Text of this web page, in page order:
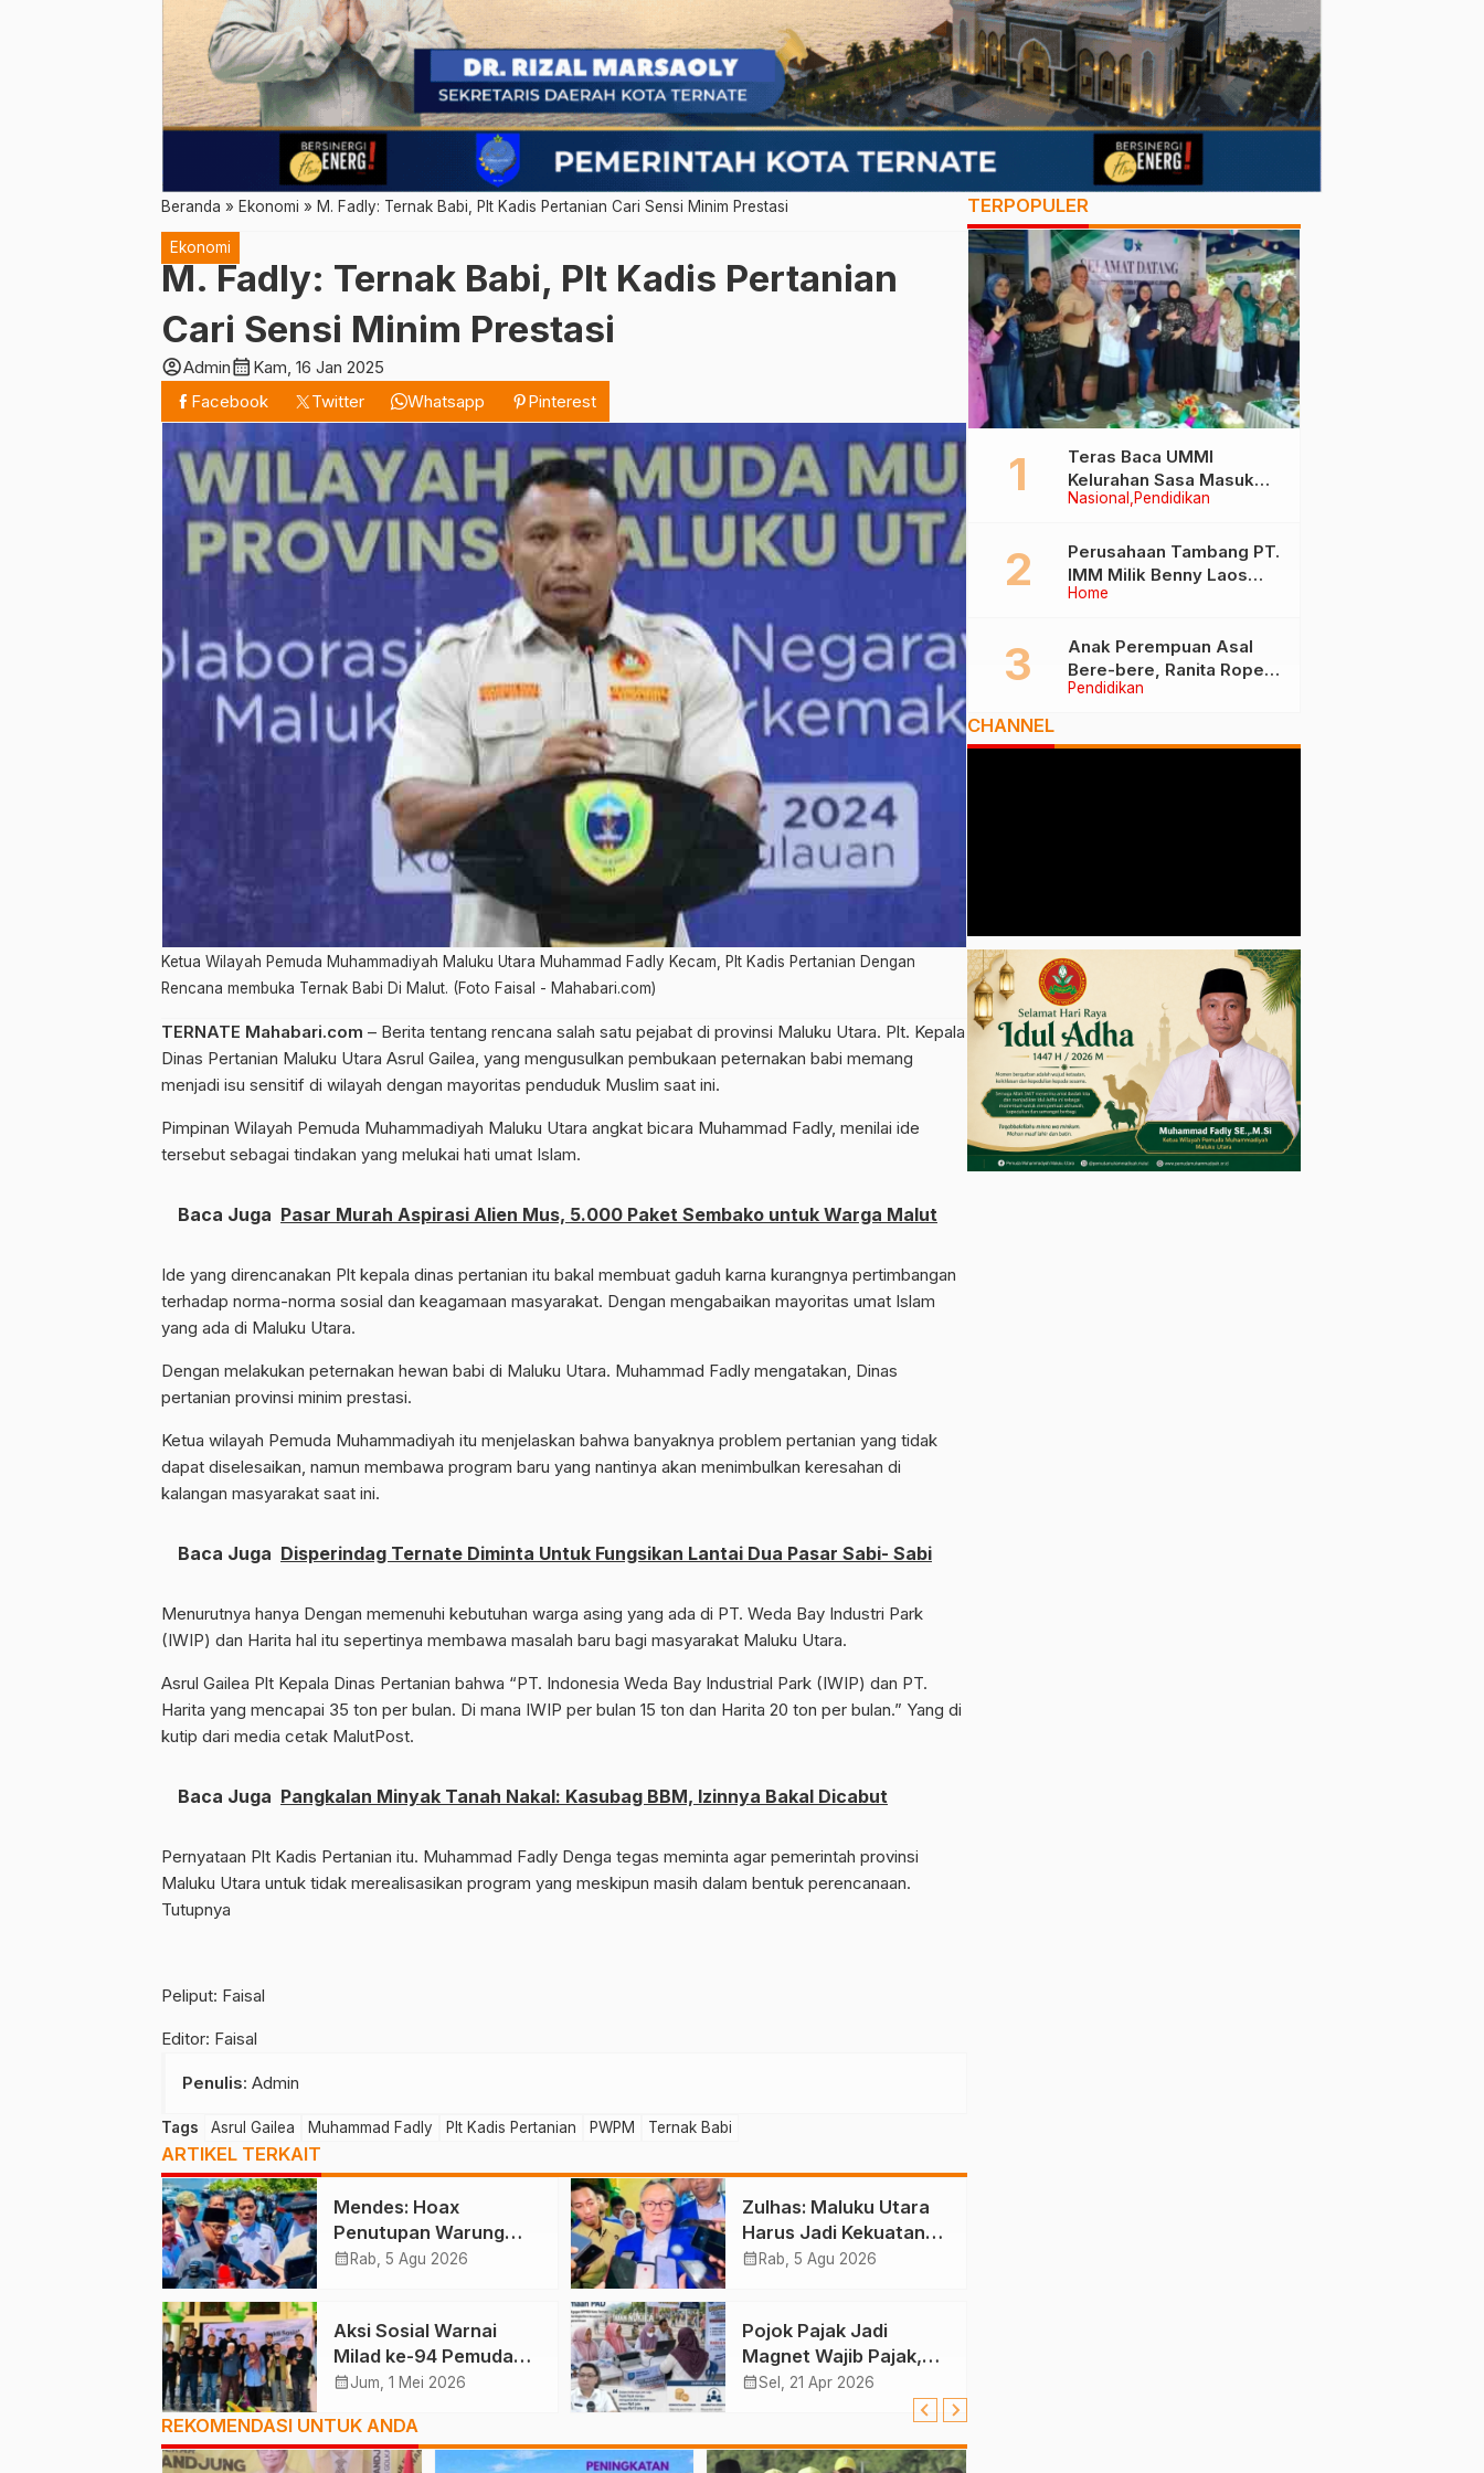
Beranda » Ekonomi » M. Fadly: Ternak Babi, Plt Kadis Pertanian Cari Sensi Minim Prestasi
Ekonomi
M. Fadly: Ternak Babi, Plt Kadis Pertanian
Cari Sensi Minim Prestasi
account_circleAdmincalendar_month Kam, 16 Jan 2025
Facebook
Twitter Whatsapp Pinterest
Ketua Wilayah Pemuda Muhammadiyah Maluku Utara Muhammad Fadly Kecam, Plt Kadis Pertanian Dengan
Rencana membuka Ternak Babi Di Malut. (Foto Faisal - Mahabari.com)
TERNATE Mahabari.com – Berita tentang rencana salah satu pejabat di provinsi Maluku Utara. Plt. Kepala
Dinas Pertanian Maluku Utara Asrul Gailea, yang mengusulkan pembukaan peternakan babi memang
menjadi isu sensitif di wilayah dengan mayoritas penduduk Muslim saat ini.
Pimpinan Wilayah Pemuda Muhammadiyah Maluku Utara angkat bicara Muhammad Fadly, menilai ide
tersebut sebagai tindakan yang melukai hati umat Islam.
Baca Juga Pasar Murah Aspirasi Alien Mus, 5.000 Paket Sembako untuk Warga Malut
Ide yang direncanakan Plt kepala dinas pertanian itu bakal membuat gaduh karna kurangnya pertimbangan
terhadap norma-norma sosial dan keagamaan masyarakat. Dengan mengabaikan mayoritas umat Islam
yang ada di Maluku Utara.
Dengan melakukan peternakan hewan babi di Maluku Utara. Muhammad Fadly mengatakan, Dinas
pertanian provinsi minim prestasi.
Ketua wilayah Pemuda Muhammadiyah itu menjelaskan bahwa banyaknya problem pertanian yang tidak
dapat diselesaikan, namun membawa program baru yang nantinya akan menimbulkan keresahan di
kalangan masyarakat saat ini.
Baca Juga Disperindag Ternate Diminta Untuk Fungsikan Lantai Dua Pasar Sabi- Sabi
Menurutnya hanya Dengan memenuhi kebutuhan warga asing yang ada di PT. Weda Bay Industri Park
(IWIP) dan Harita hal itu sepertinya membawa masalah baru bagi masyarakat Maluku Utara.
Asrul Gailea Plt Kepala Dinas Pertanian bahwa “PT. Indonesia Weda Bay Industrial Park (IWIP) dan PT.
Harita yang mencapai 35 ton per bulan. Di mana IWIP per bulan 15 ton dan Harita 20 ton per bulan.” Yang di
kutip dari media cetak MalutPost.
Baca Juga Pangkalan Minyak Tanah Nakal: Kasubag BBM, Izinnya Bakal Dicabut
Pernyataan Plt Kadis Pertanian itu. Muhammad Fadly Denga tegas meminta agar pemerintah provinsi
Maluku Utara untuk tidak merealisasikan program yang meskipun masih dalam bentuk perencanaan.
Tutupnya
Peliput: Faisal
Editor: Faisal
Penulis: Admin
Tags Asrul Gailea Muhammad Fadly Plt Kadis Pertanian PWPM Ternak Babi
ARTIKEL TERKAIT
Mendes: Hoax
Penutupan Warung
Desa Dibuat AI
calendar_month Rab, 5 Agu 2026
Zulhas: Maluku Utara
Harus Jadi Kekuatan
Perikanan
calendar_month Rab, 5 Agu 2026
Aksi Sosial Warnai
Milad ke-94 Pemuda
Muhammadiyah Malut
calendar_monthJum, 1 Mei 2026
Pojok Pajak Jadi
Magnet Wajib Pajak,
PAD Terdongkrak
calendar_monthSel, 21 Apr 2026
REKOMENDASI UNTUK ANDA
TERPOPULER
Nasional Pendidikan
Teras Baca UMMI
Kelurahan Sasa Masuk
Tiga Besar Nasional, Tim
Ternate
Home
Perusahaan Tambang PT.
IMM Milik Benny Laos
Diduga Tak Miliki Izin HPH
Pendidikan
Anak Perempuan Asal
Bere-bere, Ranita Rope
Dikukuhkan Sebagai Guru
CHANNEL